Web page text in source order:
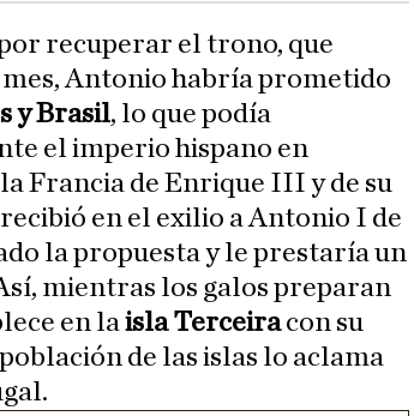
recuperar el trono, que
Antonio habría prometido
y Brasil, lo que podía
el imperio hispano en
Francia de Enrique III y de su
en el exilio a Antonio I de
la propuesta y le prestaría un
mientras los galos preparan
en laisla Terceiracon su
de las islas lo aclama